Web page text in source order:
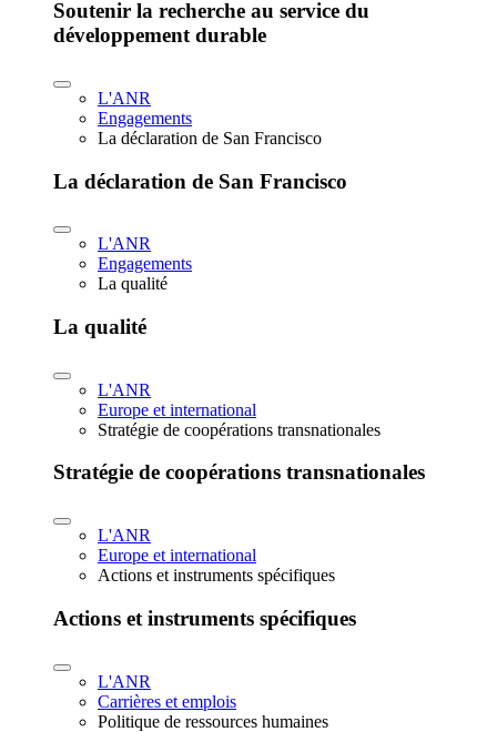
Soutenir la recherche au service du
développement durable
L'ANR
Engagements
La déclaration de San Francisco
La déclaration de San Francisco
L'ANR
Engagements
La qualité
La qualité
L'ANR
Europe et international
Stratégie de coopérations transnationales
Stratégie de coopérations transnationales
L'ANR
Europe et international
Actions et instruments spécifiques
Actions et instruments spécifiques
L'ANR
Carrières et emplois
Politique de ressources humaines